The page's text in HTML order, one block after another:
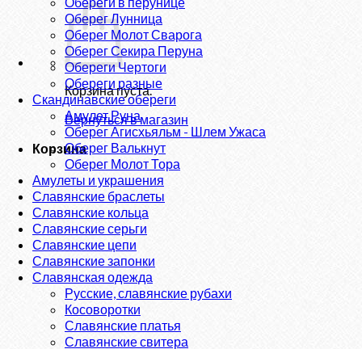
Корзина пуста.
Вернуться в магазин
Корзина
Оберег Лунница
Оберег Молот Сварога
Оберег Секира Перуна
Обереги Чертоги
Обереги разные
Скандинавские обереги
Амулет Руна
Оберег Агисхьяльм - Шлем Ужаса
Оберег Валькнут
Оберег Молот Тора
Амулеты и украшения
Славянские браслеты
Славянские кольца
Славянские серьги
Славянские цепи
Славянские запонки
Славянская одежда
Русские, славянские рубахи
Косоворотки
Славянские платья
Славянские свитера